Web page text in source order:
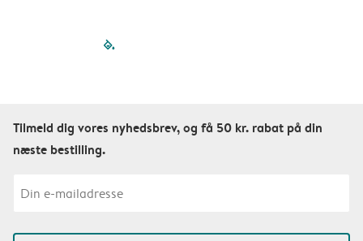
filled-pagination
Tilmeld dig vores nyhedsbrev, og få 50 kr. rabat på din
næste bestilling.